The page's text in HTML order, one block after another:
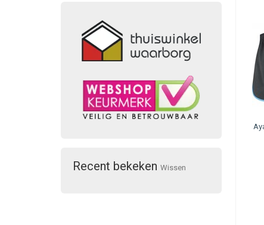
Recent bekeken Wissen
Naast